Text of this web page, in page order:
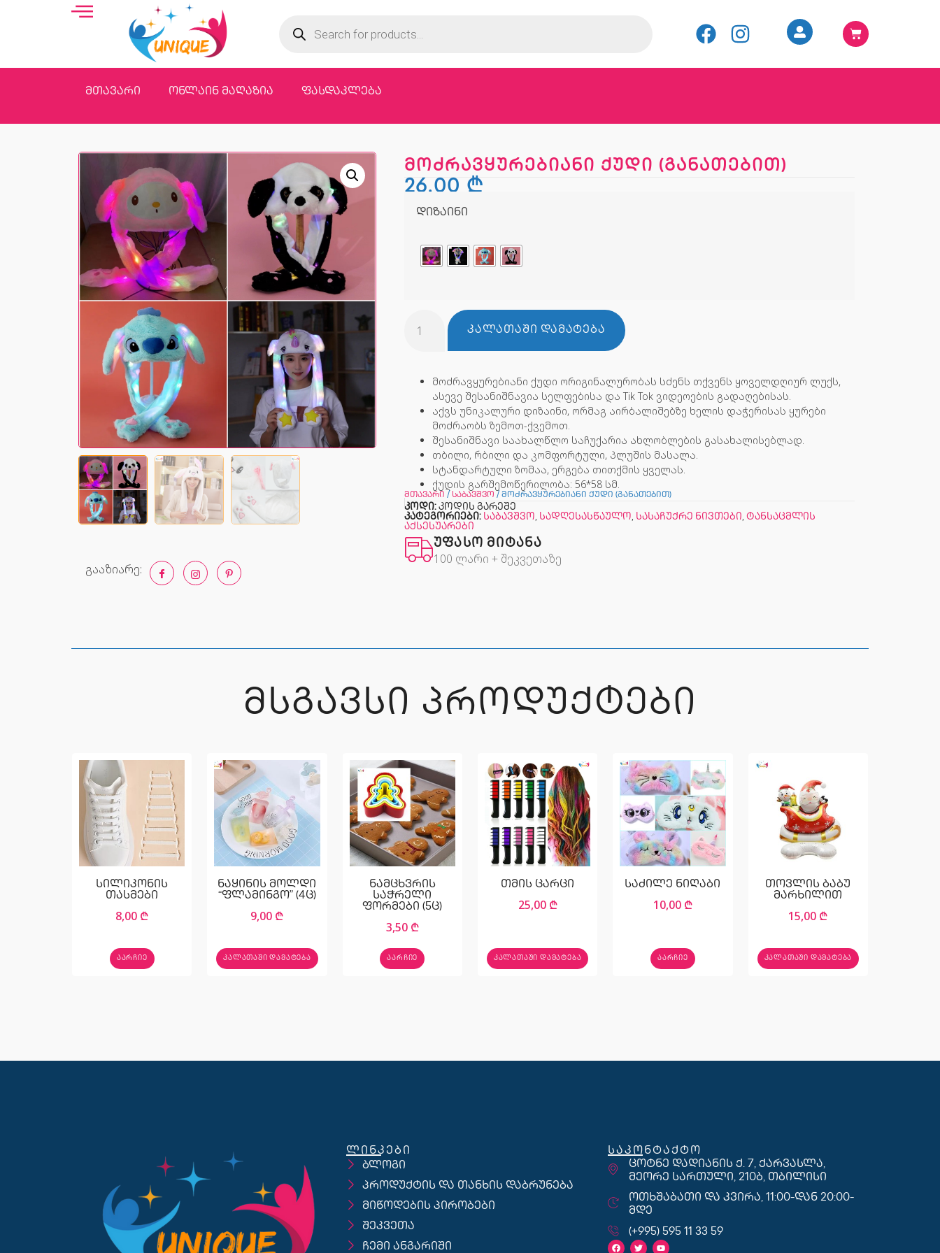
მთავარი ონლაინ მაღაზია ფასდაკლება
გააზიარე:
მოძრავყურებიანი ქუდი (განათებით)
26,00 ₾
დიზაინი
ᲙᲐᲚᲐᲗᲐᲨᲘ ᲓᲐᲛᲐᲢᲔᲑᲐ
მოძრავყურებიანი ქუდი ორიგინალურობას სძენს თქვენს ყოველდღიურ ლუქს,
ასევე შესანიშნავია სელფებისა და Tik Tok ვიდეოების გადაღებისას.
აქვს უნიკალური დიზაინი, ორმაგ აირბალიშებზე ხელის დაჭერისას ყურები
მოძრაობს ზემოთ-ქვემოთ.
შესანიშნავი საახალწლო საჩუქარია ახლობლების გასახალისებლად.
თბილი, რბილი და კომფორტული, პლუშის მასალა.
სტანდარტული ზომაა, ერგება თითქმის ყველას.
ქუდის გარშემოწერილობა: 56*58 სმ.
მთავარი / საბავშვო / მოძრავყურებიანი ქუდი (განათებით)
კოდი: კოდის გარეშე
კატეგორიები: საბავშვო, სადღესასწაულო, სასაჩუქრე ნივთები, ტანსაცმლის
აქსესუარები
ᲣᲤᲐᲡᲝ ᲛᲘᲢᲐᲜᲐ
100 ლარი + შეკვეთაზე
ᲛᲡᲒᲐᲕᲡᲘ ᲞᲠᲝᲓᲣᲥᲢᲔᲑᲘ
სილიკონის
თასმები
8,00 ₾
ᲐᲐᲠᲩᲘᲔ
ნაყინის მოლდი
“ფლამინგო” (4ც)
9,00 ₾
ᲙᲐᲚᲐᲗᲐᲨᲘ ᲓᲐᲛᲐᲢᲔᲑᲐ
ნამცხვრის
საჭრელი
ფორმები (5ც)
3,50 ₾
ᲐᲐᲠᲩᲘᲔ
თმის ცარცი
25,00 ₾
ᲙᲐᲚᲐᲗᲐᲨᲘ ᲓᲐᲛᲐᲢᲔᲑᲐ
საძილე ნიღაბი
10,00 ₾
ᲐᲐᲠᲩᲘᲔ
თოვლის ბაბუ
მარხილით
15,00 ₾
ᲙᲐᲚᲐᲗᲐᲨᲘ ᲓᲐᲛᲐᲢᲔᲑᲐ
ლინკები
ბლოგი
პროდუქტის და თანხის დაბრუნება
მიწოდების პირობები
შეკვეთა
ჩემი ანგარიში
საკონტაქტო
ცოტნე დადიანის ქ. 7, ქარვასლა,
მეორე სართული, 210ბ, თბილისი
ოთხშაბათი და კვირა, 11:00-დან 20:00-
მდე
(+995) 595 11 33 59